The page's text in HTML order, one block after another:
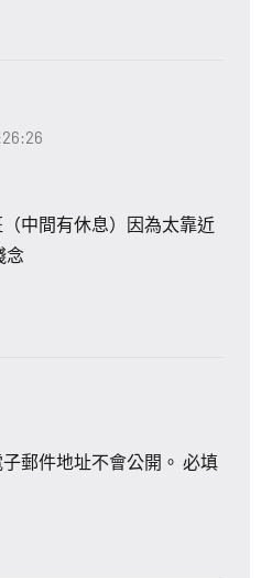
中間有休息）因為太靠近
念
郵件地址不會公開。 必填